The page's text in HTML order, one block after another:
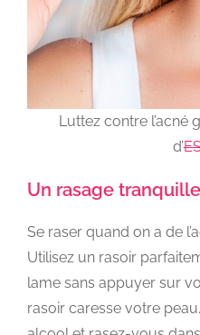
Luttez contre l’acné
d’
Un rasage tranquille
Se raser quand on a de
Utilisez un rasoir
lame sans appuyer sur
rasoir caresse votre